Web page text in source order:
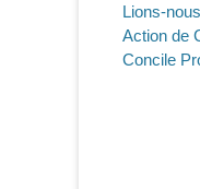
Lions-
Action de
Concile